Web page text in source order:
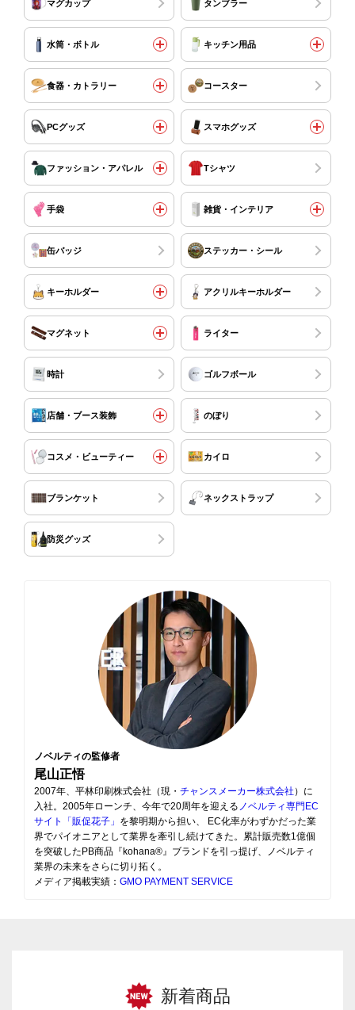
マグカップ タンブラー
水筒・ボトル キッチン用品
食器・カトラリー コースター
PCグッズ スマホグッズ
ファッション・アパレル Tシャツ
手袋 雑貨・インテリア
缶バッジ ステッカー・シール
キーホルダー アクリルキーホルダー
マグネット ライター
時計 ゴルフボール
店舗・ブース装飾 のぼり
コスメ・ビューティー カイロ
ブランケット ネックストラップ
防災グッズ
ノベルティの監修者
尾山正悟
2007年、平林印刷株式会社（現・ チャンスメーカー株式会社 ）に
入社。2005年ローンチ、今年で20周年を迎える ノベルティ専門EC
サイト「販促花子」 を黎明期から担い、 EC化率がわずかだった業
界でパイオニアとして業界を牽引し続けてきた。累計販売数1億個
を突破したPB商品『kohana®』ブランドを引っ提げ、ノベルティ
業界の未来をさらに切り拓く。
メディア掲載実績： GMO PAYMENT SERVICE
新着商品